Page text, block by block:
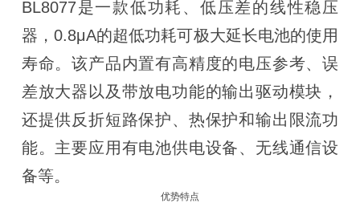
BL8077是一款低功耗、低压差的线性稳压
器，0.8μA的超低功耗可极大延长电池的使用
寿命。该产品内置有高精度的电压参考、误
差放大器以及带放电功能的输出驱动模块，
还提供反折短路保护、热保护和输出限流功
能。主要应用有电池供电设备、无线通信设
备等。
优势特点